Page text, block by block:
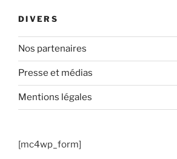
DIVERS
Nos partenaires
Presse et médias
Mentions légales
[mc4wp_form]